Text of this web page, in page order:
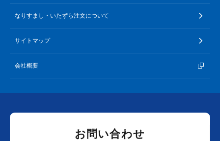
なりすまし・いたずら注文について
サイトマップ
会社概要
お問い合わせ